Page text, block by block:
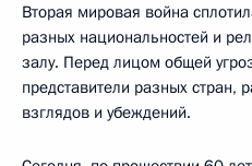
Вторая мировая война
разных национальностей и
залу. Перед лицом общей
представители разных стран,
взглядов и убеждений.